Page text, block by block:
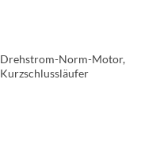
Drehstrom-Norm-Motor,
Kurzschlussläufer